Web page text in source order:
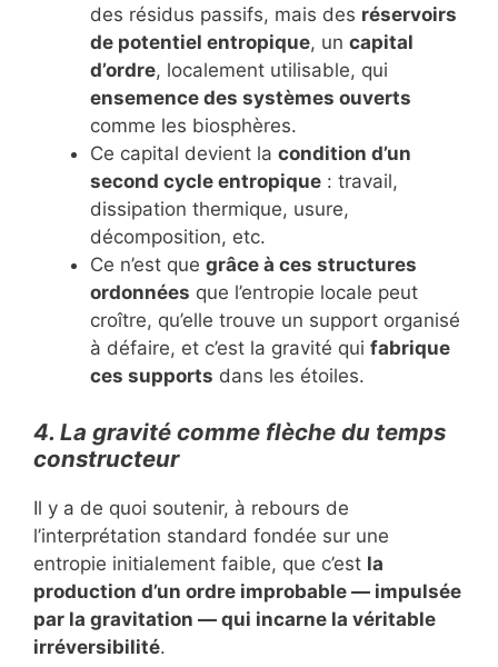
des résidus passifs, mais des réservoirs
de potentiel entropique, un capital
d’ordre, localement utilisable, qui
ensemence des systèmes ouverts
comme les biosphères.
Ce capital devient la condition d’un
second cycle entropique : travail,
dissipation thermique, usure,
décomposition, etc.
Ce n’est que grâce à ces structures
ordonnées que l’entropie locale peut
croître, qu’elle trouve un support organisé
à défaire, et c’est la gravité qui fabrique
ces supports dans les étoiles.
4. La gravité comme flèche du temps
constructeur
Il y a de quoi soutenir, à rebours de
l’interprétation standard fondée sur une
entropie initialement faible, que c’est la
production d’un ordre improbable — impulsée
par la gravitation — qui incarne la véritable
irréversibilité.